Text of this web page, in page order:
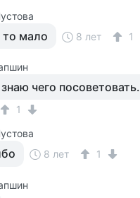
то мало 8 лет 1
чего посоветовать.
1
8 лет 1